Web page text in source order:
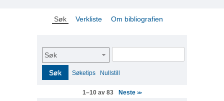
Søk Verkliste Om bibliografien
Søk
Søk Søketips Nullstill
1–10 av 83 Neste>>